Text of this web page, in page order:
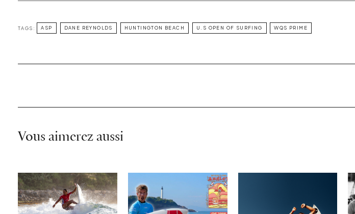
TAGS: ASP DANE REYNOLDS HUNTINGTON BEACH U.S OPEN OF SURFING WQS PRIME
Vous aimerez aussi